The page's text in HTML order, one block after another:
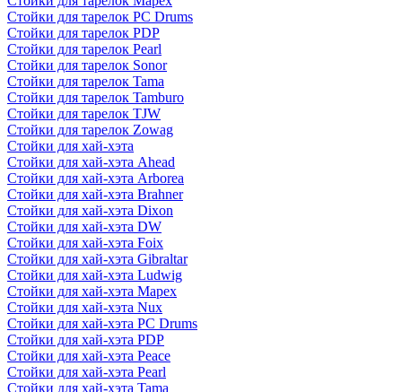
Стойки для тарелок PC Drums
Стойки для тарелок PDP
Стойки для тарелок Pearl
Стойки для тарелок Sonor
Стойки для тарелок Tama
Стойки для тарелок Tamburo
Стойки для тарелок TJW
Стойки для тарелок Zowag
Стойки для хай-хэта
Стойки для хай-хэта Ahead
Стойки для хай-хэта Arborea
Стойки для хай-хэта Brahner
Стойки для хай-хэта Dixon
Стойки для хай-хэта DW
Стойки для хай-хэта Foix
Стойки для хай-хэта Gibraltar
Стойки для хай-хэта Ludwig
Стойки для хай-хэта Mapex
Стойки для хай-хэта Nux
Стойки для хай-хэта PC Drums
Стойки для хай-хэта PDP
Стойки для хай-хэта Peace
Стойки для хай-хэта Pearl
Стойки для хай-хэта Tama